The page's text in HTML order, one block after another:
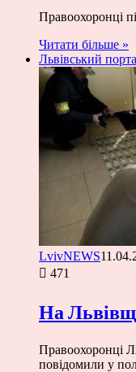
Правоохоронці
Читати більше »
Львівський
LvivNEWS
471
На
Правоохоронці
повідомили у